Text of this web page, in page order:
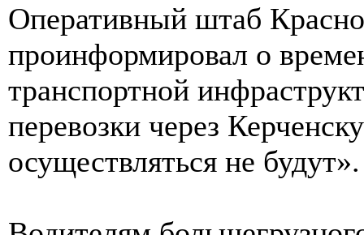
Оперативный штаб
проинформировал о
транспортной
перевозки через
осуществляться не будут».